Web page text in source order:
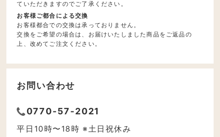
ていただきますのでご了承ください。
お客様ご都合による交換
お客様都合での交換は承っておりません。
交換をご希望の場合は、お届けいたしました商品をご返品の
上、改めてご注文ください。
お問い合わせ
0770-57-2021
平日10時〜18時 ※土日祝休み